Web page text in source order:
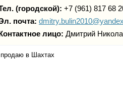
(городской): +7 (961) 817 68
почта:
лицо: Дмитрий
в Шахтах